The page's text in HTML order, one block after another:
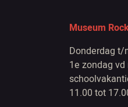
Museum
Donderdag t/
1e zondag
11.00 tot